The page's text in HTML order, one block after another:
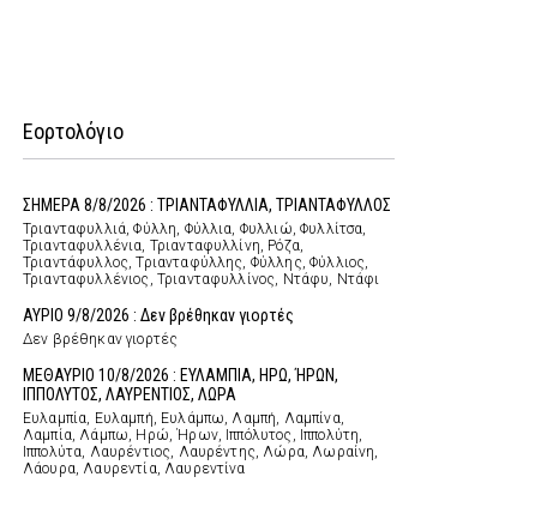
Εορτολόγιο
ΣΗΜΕΡΑ 8/8/2026 : ΤΡΙΑΝΤΑΦΥΛΛΙΑ, ΤΡΙΑΝΤΑΦΥΛΛΟΣ
Τριανταφυλλιά, Φύλλη, Φύλλια, Φυλλιώ, Φυλλίτσα,
Τριανταφυλλένια, Τριανταφυλλίνη, Ρόζα,
Τριαντάφυλλος, Τριανταφύλλης, Φύλλης, Φύλλιος,
Τριανταφυλλένιος, Τριανταφυλλίνος, Ντάφυ, Ντάφι
ΑΥΡΙΟ 9/8/2026 : Δεν βρέθηκαν γιορτές
Δεν βρέθηκαν γιορτές
ΜΕΘΑΥΡΙΟ 10/8/2026 : ΕΥΛΑΜΠΙΑ, ΗΡΩ, ΉΡΩΝ,
ΙΠΠΟΛΥΤΟΣ, ΛΑΥΡΕΝΤΙΟΣ, ΛΩΡΑ
Ευλαμπία, Ευλαμπή, Ευλάμπω, Λαμπή, Λαμπίνα,
Λαμπία, Λάμπω, Ηρώ, Ήρων, Ιππόλυτος, Ιππολύτη,
Ιππολύτα, Λαυρέντιος, Λαυρέντης, Λώρα, Λωραίνη,
Λάουρα, Λαυρεντία, Λαυρεντίνα